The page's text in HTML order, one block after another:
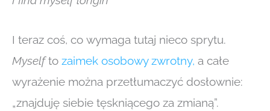
I teraz coś, co wymaga tutaj nieco sprytu.
Myselfto zaimek osobowy zwrotny, a całe
wyrażenie można przetłumaczyć dosłownie:
„znajduję siebie tęskniącego za zmianą”.